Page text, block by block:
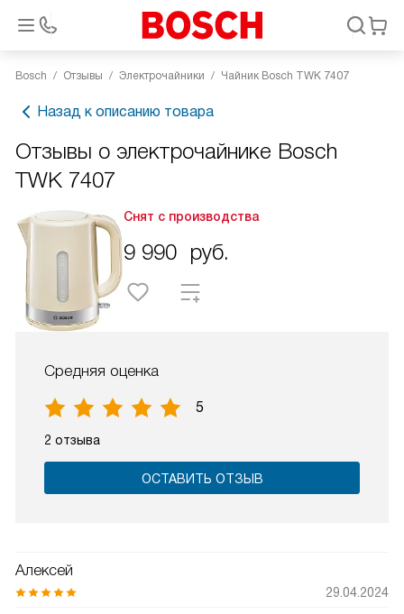
Bosch Отзывы Электрочайники Чайник Bosch TWK 7407
Назад к описанию товара
Отзывы о электрочайнике Bosch
TWK 7407
Снят с производства
9 990 руб.
Средняя оценка
5
2 отзыва
ОСТАВИТЬ ОТЗЫВ
Алексей
29.04.2024